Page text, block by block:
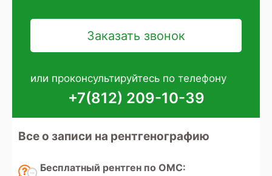
или проконсультируйтесь по телефону
+7(812) 209-10-39
Все о записи на рентгенографию
Бесплатный рентген по ОМС: